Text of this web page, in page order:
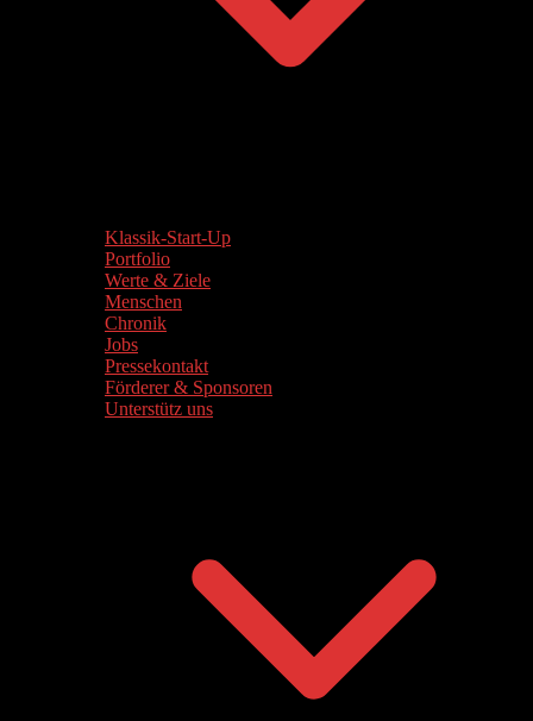
Klassik-Start-Up
Portfolio
Werte & Ziele
Menschen
Chronik
Jobs
Pressekontakt
Förderer & Sponsoren
Unterstütz uns